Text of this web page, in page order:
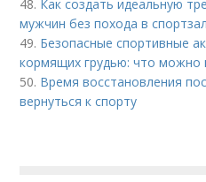
48. Как создать идеальную
мужчин без похода в спортзал
49. Безопасные спортивные
кормящих грудью: что можно
50. Время восстановления
вернуться к спорту